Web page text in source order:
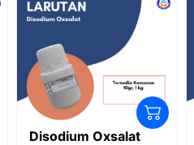
Disodium Oxsalat